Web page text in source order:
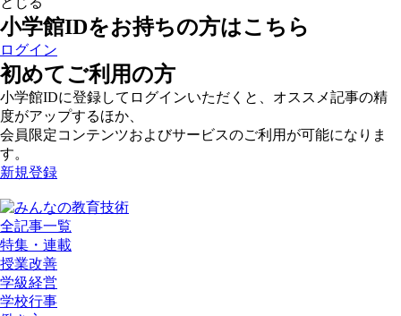
小学館IDをお持ちの方はこちら
ログイン
初めてご利用の方
小学館IDに登録してログインいただくと、オススメ記事の精
度がアップするほか、
会員限定コンテンツおよびサービスのご利用が可能になりま
す。
新規登録
全記事一覧
特集・連載
授業改善
学級経営
学校行事